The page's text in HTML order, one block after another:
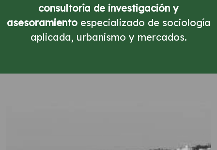
consultoría de investigación y
asesoramientoespecializado de sociología
aplicada, urbanismo y mercados.